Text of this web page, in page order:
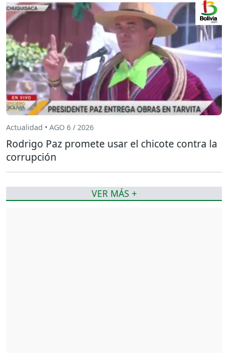
Actualidad • AGO 6 / 2026
Rodrigo Paz promete usar el chicote contra la
corrupción
VER MÁS +